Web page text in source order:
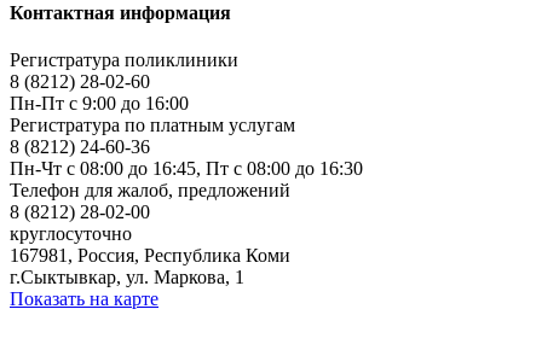
Контактная информация
Регистратура поликлиники
8 (8212) 28-02-60
Пн-Пт с 9:00 до 16:00
Регистратура по платным услугам
8 (8212) 24-60-36
Пн-Чт с 08:00 до 16:45, Пт с 08:00 до 16:30
Телефон для жалоб, предложений
8 (8212) 28-02-00
круглосуточно
167981, Россия, Республика Коми
г.Сыктывкар, ул. Маркова, 1
Показать на карте